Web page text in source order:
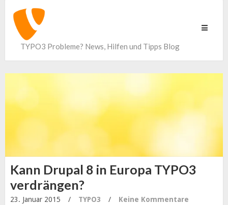
Toggle
TYPO3 Probleme? News, Hilfen und Tipps Blog
Kann Drupal 8 in Europa TYPO3
verdrängen?
23. Januar 2015 / TYPO3 / Keine Kommentare